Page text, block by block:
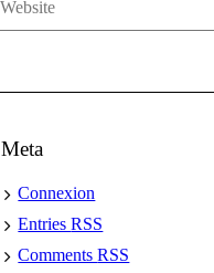
Meta
Connexion
EntriesRSS
CommentsRSS